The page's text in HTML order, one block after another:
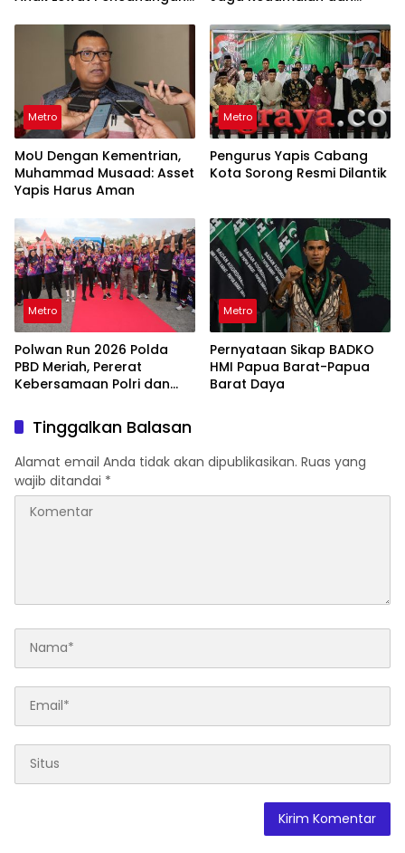
Metro
MoU Dengan Kementrian,
Muhammad Musaad: Asset
Yapis Harus Aman
Metro
Pengurus Yapis Cabang
Kota Sorong Resmi Dilantik
Metro
Polwan Run 2026 Polda
PBD Meriah, Pererat
Kebersamaan Polri dan
Metro
Pernyataan Sikap BADKO
HMI Papua Barat-Papua
Barat Daya
Tinggalkan Balasan
Alamat email Anda tidak akan dipublikasikan. Ruas yang
wajib ditandai *